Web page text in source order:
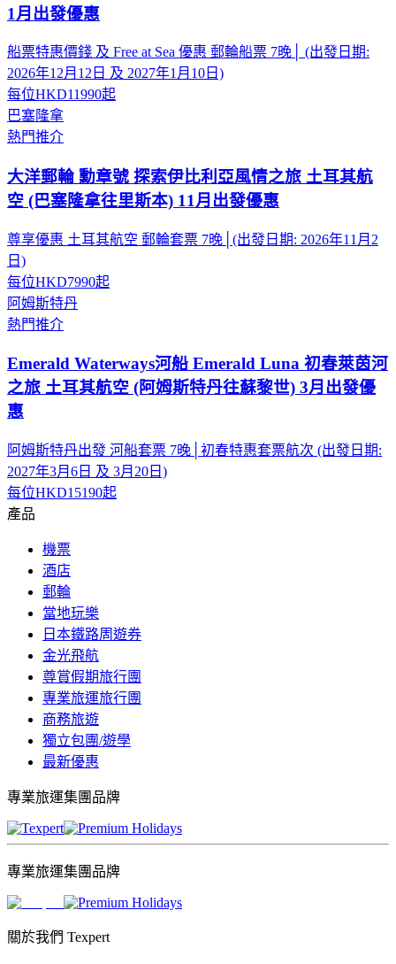
1月出發優惠
船票特惠價錢 及 Free at Sea 優惠 郵輪船票 7晚│ (出發日期:
2026年12月12日 及 2027年1月10日)
每位HKD11990起
巴塞隆拿
熱門推介
大洋郵輪 勳章號 探索伊比利亞風情之旅 土耳其航
空 (巴塞隆拿往里斯本) 11月出發優惠
尊享優惠 土耳其航空 郵輪套票 7晚│(出發日期: 2026年11月2
日)
每位HKD7990起
阿姆斯特丹
熱門推介
Emerald Waterways河船 Emerald Luna 初春萊茵河
之旅 土耳其航空 (阿姆斯特丹往蘇黎世) 3月出發優
惠
阿姆斯特丹出發 河船套票 7晚│初春特惠套票航次 (出發日期:
2027年3月6日 及 3月20日)
每位HKD15190起
產品
機票
酒店
郵輪
當地玩樂
日本鐵路周遊券
金光飛航
尊賞假期旅行團
專業旅運旅行團
商務旅遊
獨立包團/遊學
最新優惠
專業旅運集團品牌
專業旅運集團品牌
關於我們 Texpert